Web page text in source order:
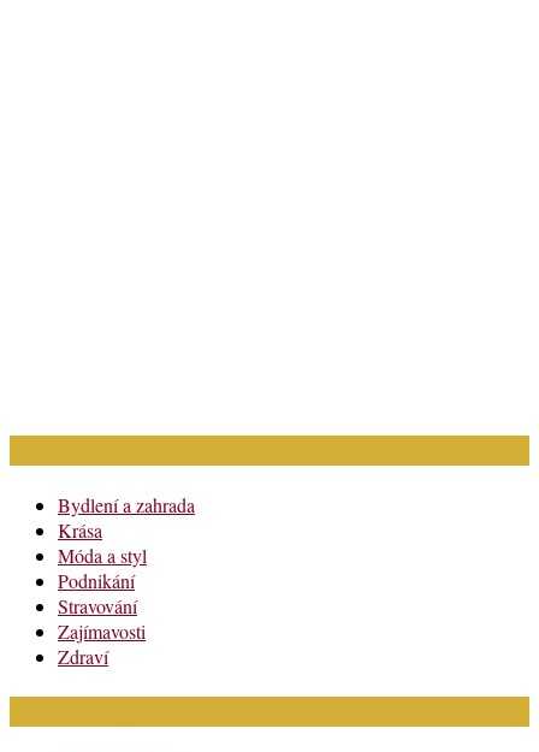
Bydlení a zahrada
Krása
Móda a styl
Podnikání
Stravování
Zajímavosti
Zdraví